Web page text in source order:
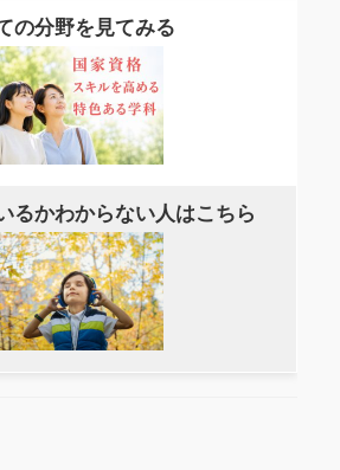
の分野を見てみる
るかわからない人はこちら